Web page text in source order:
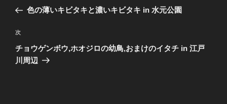
ナ
ビ
ゲ
ー
の
稿
色の薄いキビタキと濃いキビタキ in 水元公園
次
の
投
次
チョウゲンボウ,ホオジロの幼鳥,おまけのイタチ in 江戸
川周辺